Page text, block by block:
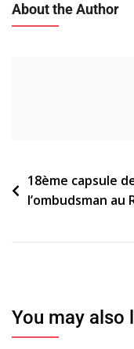
About the Author
Navigation
de
18ème capsule
l’ombudsman au
You may also